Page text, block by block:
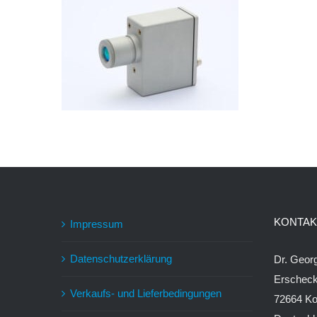
Impressum
Datenschutzerklärung
Verkaufs- und Lieferbedingungen
Dr.
72664